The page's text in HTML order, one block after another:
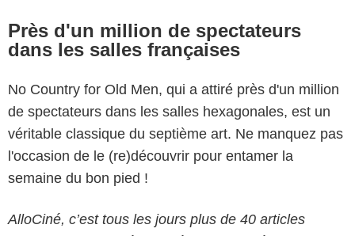
Près d'un million de spectateurs
dans les salles françaises
No Country for Old Men, qui a attiré près d'un million
de spectateurs dans les salles hexagonales, est un
véritable classique du septième art. Ne manquez pas
l'occasion de le (re)découvrir pour entamer la
semaine du bon pied !
AlloCiné, c’est tous les jours plus de 40 articles